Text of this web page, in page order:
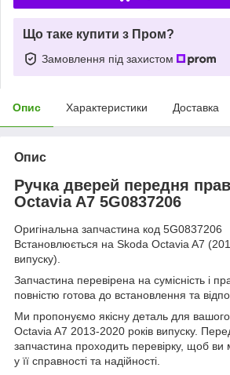
Що таке купити з Пром?
Замовлення під захистом
Опис Характеристики Доставка
Опис
Ручка дверей передня
Octavia A7 5G0837206
Оригінальна запчастина код 5G0837206
Встановлюється на Skoda Octavia A7
випуску).
Запчастина перевірена на сумісність і
повністю готова до встановлення та
Ми пропонуємо якісну деталь для
Octavia A7 2013-2020 років випуску.
запчастина проходить перевірку, щоб ви
у її справності та надійності.